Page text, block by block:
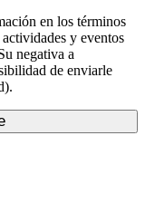
en los términos
y eventos
negativa a
de enviarle